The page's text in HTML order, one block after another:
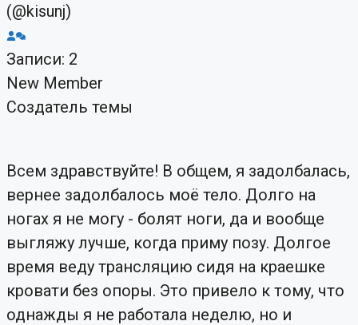
(@kisunj)
Записи: 2
New Member
Создатель темы
Всем здравствуйте! В общем, я задолбалась,
вернее задолбалось моё тело. Долго на
ногах я не могу - болят ноги, да и вообще
выгляжу лучше, когда приму позу. Долгое
время веду трансляцию сидя на краешке
кровати без опоры. Это привело к тому, что
однажды я не работала неделю, но и